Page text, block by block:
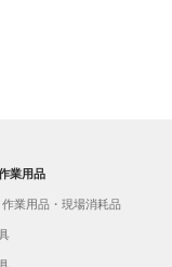
業用品
業用品・現場消耗品